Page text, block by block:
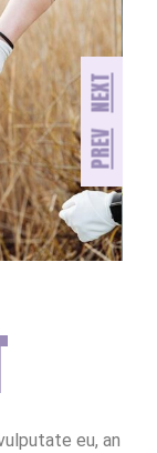
PREV
NEXT
eu, an